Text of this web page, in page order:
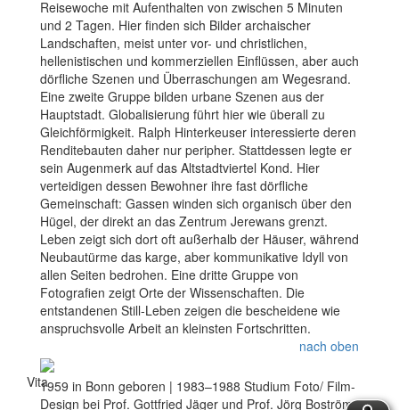
Reisewoche mit Aufenthalten von zwischen 5 Minuten
und 2 Tagen. Hier finden sich Bilder archaischer
Landschaften, meist unter vor- und christlichen,
hellenistischen und kommerziellen Einflüssen, aber auch
dörfliche Szenen und Überraschungen am Wegesrand.
Eine zweite Gruppe bilden urbane Szenen aus der
Hauptstadt. Globalisierung führt hier wie überall zu
Gleichförmigkeit. Ralph Hinterkeuser interessierte deren
Renditebauten daher nur peripher. Stattdessen legte er
sein Augenmerk auf das Altstadtviertel Kond. Hier
verteidigen dessen Bewohner ihre fast dörfliche
Gemeinschaft: Gassen winden sich organisch über den
Hügel, der direkt an das Zentrum Jerewans grenzt.
Leben zeigt sich dort oft außerhalb der Häuser, während
Neubautürme das karge, aber kommunikative Idyll von
allen Seiten bedrohen. Eine dritte Gruppe von
Fotografien zeigt Orte der Wissenschaften. Die
entstandenen Still-Leben zeigen die bescheidene wie
anspruchsvolle Arbeit an kleinsten Fortschritten.
nach oben
Vita1959 in Bonn geboren | 1983–1988 Studium Foto/ Film-
Design bei Prof. Gottfried Jäger und Prof. Jörg Boström